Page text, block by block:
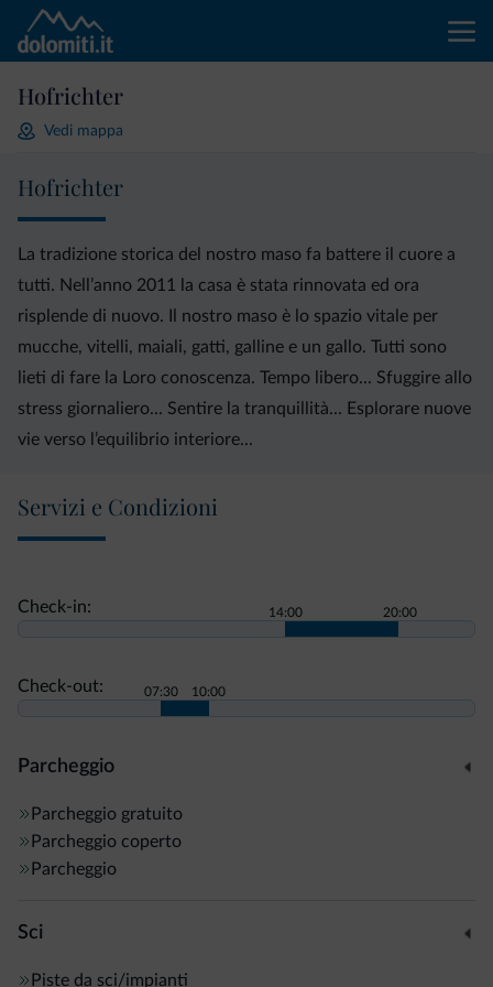
Hofrichter
Vedi mappa
Hofrichter
La tradizione storica del nostro maso fa battere il cuore a
tutti. Nell’anno 2011 la casa è stata rinnovata ed ora
risplende di nuovo. Il nostro maso è lo spazio vitale per
mucche, vitelli, maiali, gatti, galline e un gallo. Tutti sono
lieti di fare la Loro conoscenza. Tempo libero... Sfuggire allo
stress giornaliero... Sentire la tranquillità... Esplorare nuove
vie verso l’equilibrio interiore...
Servizi e Condizioni
Check-in: 14:00 20:00
Check-out: 07:30 10:00
Parcheggio
Parcheggio gratuito
Parcheggio coperto
Parcheggio
Sci
Piste da sci/impianti